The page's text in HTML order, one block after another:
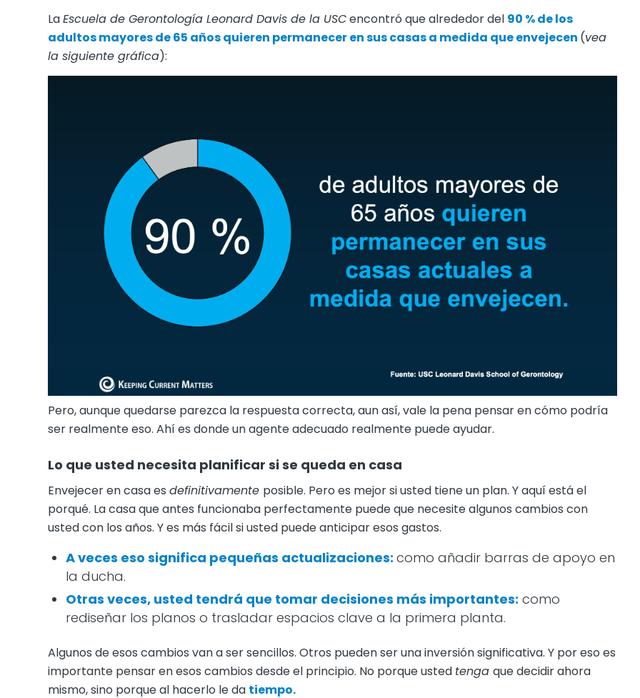
LaEscuela de Gerontología Leonard Davis de la USCencontró que alrededor del 90 %de los
adultos mayores de 65 años quieren permanecer en sus casas a medida que envejecen (vea
la siguiente gráfica):
Pero, aunque quedarse parezca la respuesta correcta, aun así, vale la pena pensar en cómo podría
ser realmente eso. Ahí es donde un agente adecuado realmente puede ayudar.
Lo que usted necesita planificar si se queda en casa
Envejecer en casa es definitivamente posible. Pero es mejor si usted tiene un plan. Y aquí está el
porqué. La casa que antes funcionaba perfectamente puede que necesite algunos cambios con
usted con los años. Y es más fácil si usted puede anticipar esos gastos.
A veces eso significa pequeñas actualizaciones: como añadir barras de apoyo en
la ducha.
Otras veces, usted tendrá que tomar decisiones más importantes: como
rediseñar los planos o trasladar espacios clave a la primera planta.
Algunos de esos cambios van a ser sencillos. Otros pueden ser una inversión significativa. Y por eso es
importante pensar en esos cambios desde el principio. No porque usted tenga que decidir ahora
mismo, sino porque al hacerlo le da tiempo.